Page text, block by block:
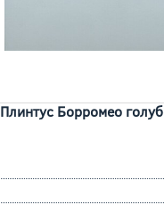
Плинтус Борромео